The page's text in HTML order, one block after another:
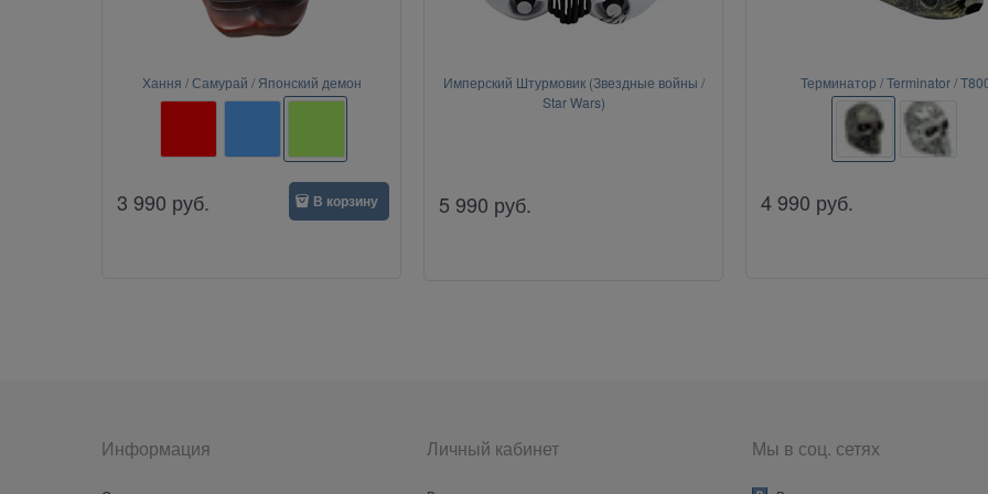
Хання / Самурай / Японский демон
3 990 руб. В корзину
Имперский Штурмовик (Звездные войны /
Star Wars)
5 990 руб.
Терминатор / Terminator /
4 990 руб.
Информация Личный кабинет Мы в соц. сетях